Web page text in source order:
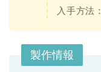
入手方法：
製作情報